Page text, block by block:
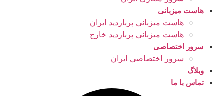
هاست میزبانی
هاست میزبانی پربازدید ایران
هاست میزبانی پربازدید خارج
سرور اختصاصی
سرور اختصاصی ایران
وبلاگ
تماس با ما